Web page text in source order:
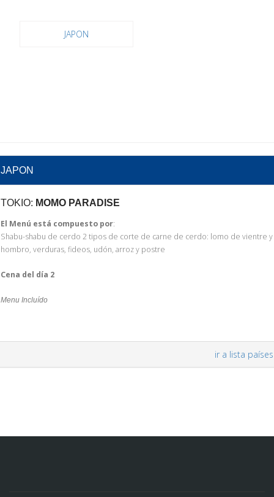
JAPON
JAPON
TOKIO: MOMO PARADISE
El Menú está compuesto por:
Shabu-shabu de cerdo 2 tipos de corte de carne de cerdo: lomo de vientre y
hombro, verduras, fideos, udón, arroz y postre
Cena del día 2
Menu Incluído
ir a lista países